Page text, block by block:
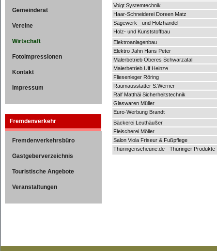
Voigt Systemtechnik
Haar-Schneiderei Doreen Matz
Sägewerk - und Holzhandel
Holz- und Kunststoffbau
Elektroanlagenbau
Elektro Jahn Hans Peter
Malerbetrieb Oberes Schwarzatal
Malerbetrieb Ulf Heinze
Fliesenleger Röring
Raumausstatter S.Werner
Ralf Matthäi Sicherheitstechnik
Glaswaren Müller
Euro-Werbung Brandt
Bäckerei Leuthäußer
Fleischerei Möller
Salon Viola Friseur & Fußpflege
Thüringenscheune.de - Thüringer Produkte
Gemeinderat
Vereine
Wirtschaft
Fotoimpressionen
Kontakt
Impressum
Fremdenverkehr
Fremdenverkehrsbüro
Gastgeberverzeichnis
Touristische Angebote
Veranstaltungen